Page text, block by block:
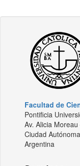
Facultad de
Pontificia
Av. Alicia
Ciudad
Argentina